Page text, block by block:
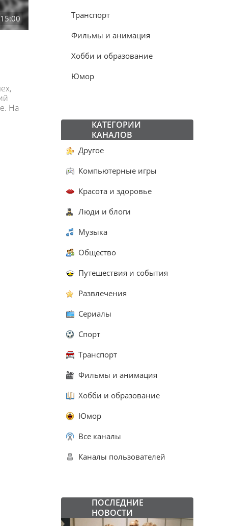
На
Транспорт
Фильмы и анимация
Хобби и образование
Юмор
КАТЕГОРИИ
КАНАЛОВ
Другое
Компьютерные игры
Красота и здоровье
Люди и блоги
Музыка
Общество
Путешествия и события
Развлечения
Сериалы
Спорт
Транспорт
Фильмы и анимация
Хобби и образование
Юмор
Все каналы
Каналы пользователей
ПОСЛЕДНИЕ
НОВОСТИ